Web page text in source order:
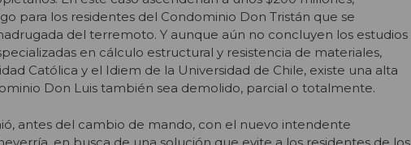
para los residentes del Condominio Don Tristán que se
del terremoto. Y aunque aún no concluyen los estudios
en cálculo estructural y resistencia de materiales,
Católica y el Idiem de la Universidad de Chile, existe una alta
Don Luis también sea demolido, parcial o totalmente.
antes del cambio de mando, con el nuevo intendente